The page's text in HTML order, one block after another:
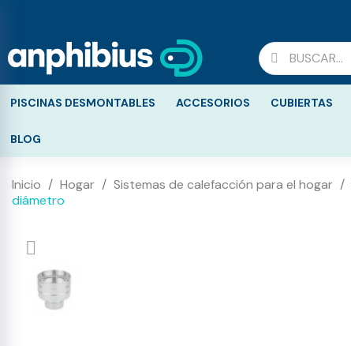
PISCINAS DESMONTABLES ACCESORIOS CUBIERTAS
BLOG
Inicio Hogar Sistemas de calefacción para el hogar
diámetro